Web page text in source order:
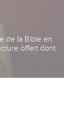
de la Bible en
offert dont